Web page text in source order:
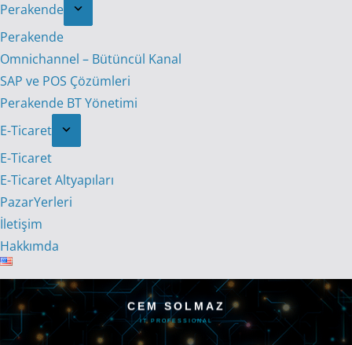
Perakende
Perakende
Omnichannel – Bütüncül Kanal
SAP ve POS Çözümleri
Perakende BT Yönetimi
E-Ticaret
E-Ticaret
E-Ticaret Altyapıları
PazarYerleri
İletişim
Hakkımda
CEM SOLMAZ
IT PROFESSIONAL